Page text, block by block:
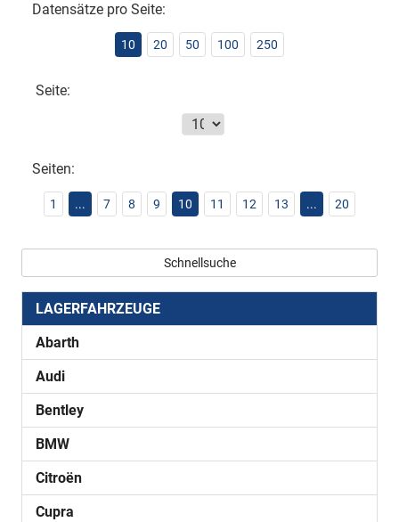
Datensätze pro Seite:
10 20 50 100 250
Seite:
Seiten:
1 ... 7 8 9 10 11 12 13 ... 20
Schnellsuche
LAGERFAHRZEUGE
Abarth
Audi
Bentley
BMW
Citroën
Cupra